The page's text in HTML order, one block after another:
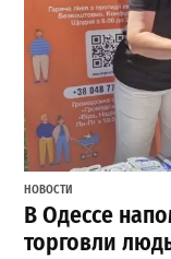
НОВОСТИ
В Одессе
торговли